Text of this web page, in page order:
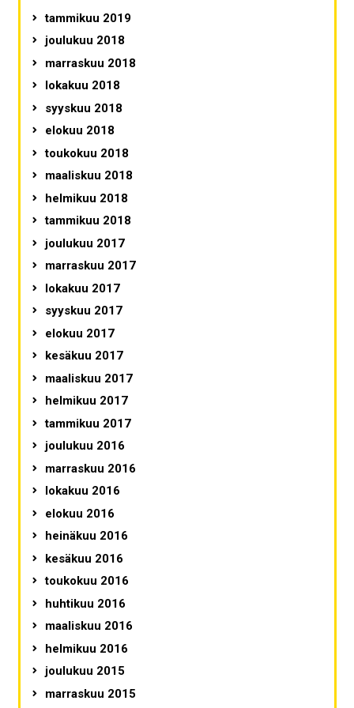
tammikuu 2019
joulukuu 2018
marraskuu 2018
lokakuu 2018
syyskuu 2018
elokuu 2018
toukokuu 2018
maaliskuu 2018
helmikuu 2018
tammikuu 2018
joulukuu 2017
marraskuu 2017
lokakuu 2017
syyskuu 2017
elokuu 2017
kesäkuu 2017
maaliskuu 2017
helmikuu 2017
tammikuu 2017
joulukuu 2016
marraskuu 2016
lokakuu 2016
elokuu 2016
heinäkuu 2016
kesäkuu 2016
toukokuu 2016
huhtikuu 2016
maaliskuu 2016
helmikuu 2016
joulukuu 2015
marraskuu 2015